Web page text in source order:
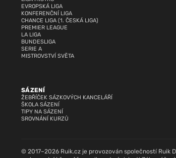
EVROPSKÁ LIGA
KONFERENČNÍ LIGA
CHANCE LIGA (1. ČESKÁ LIGA)
PREMIER LEAGUE
LA LIGA
BUNDESLIGA
SERIE A
MISTROVSTVÍ SVĚTA
SÁZENÍ
ŽEBŘÍČEK SÁZKOVÝCH KANCELÁŘÍ
ŠKOLA SÁZENÍ
TIPY NA SÁZENÍ
SROVNÁNÍ KURZŮ
© 2017–2026 Ruik.cz je provozován společností